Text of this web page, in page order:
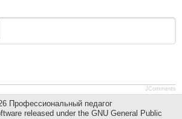
JComments
Профессиональный педагог
released under the GNU General Public